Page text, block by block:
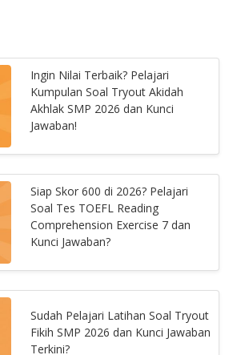
Ingin Nilai Terbaik? Pelajari
Kumpulan Soal Tryout Akidah
Akhlak SMP 2026 dan Kunci
Jawaban!
Siap Skor 600 di 2026? Pelajari
Soal Tes TOEFL Reading
Comprehension Exercise 7 dan
Kunci Jawaban?
Sudah Pelajari Latihan Soal Tryout
Fikih SMP 2026 dan Kunci Jawaban
Terkini?